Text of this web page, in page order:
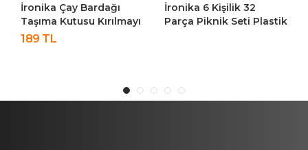
İronika Çay Bardağı
Taşıma Kutusu Kırılmayı
Önleyici Esnek Plastik 6
189 TL
İronika 6 Kişilik 32
Parça Piknik Seti Plastik